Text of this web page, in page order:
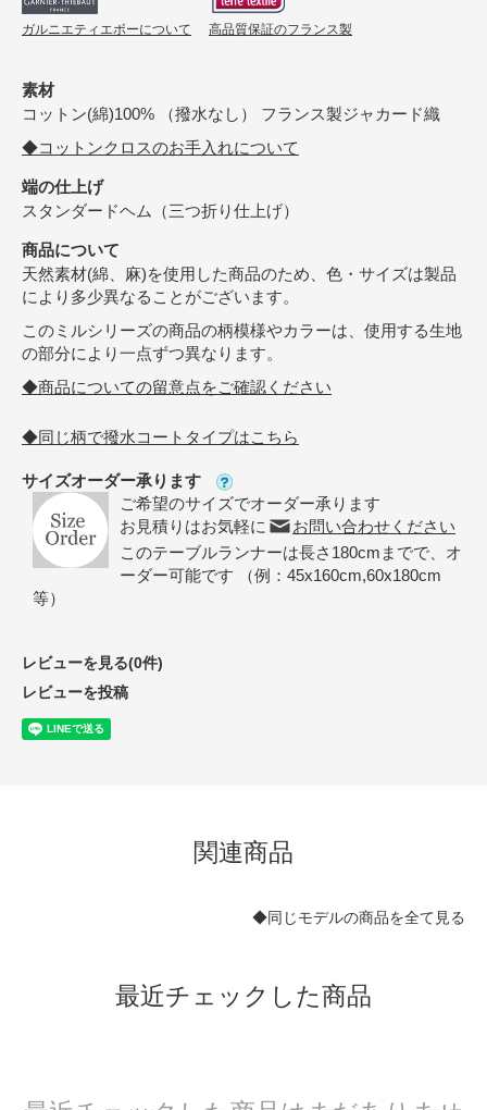
ガルニエティエボーについて 高品質保証のフランス製
素材
コットン(綿)100% （撥水なし） フランス製ジャカード織
◆コットンクロスのお手入れについて
端の仕上げ
スタンダードヘム（三つ折り仕上げ）
商品について
天然素材(綿、麻)を使用した商品のため、色・サイズは製品
により多少異なることがございます。
このミルシリーズの商品の柄模様やカラーは、使用する生地
の部分により一点ずつ異なります。
◆商品についての留意点をご確認ください
◆同じ柄で撥水コートタイプはこちら
サイズオーダー承ります
ご希望のサイズでオーダー承ります
お見積りはお気軽に
お問い合わせください
このテーブルランナーは長さ180cmまでで、オ
ーダー可能です （例：45x160cm,60x180cm
等）
レビューを見る(0件)
レビューを投稿
関連商品
◆同じモデルの商品を全て見る
最近チェックした商品